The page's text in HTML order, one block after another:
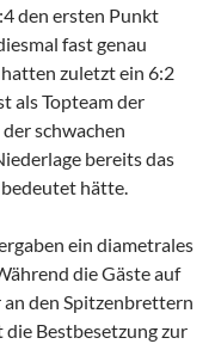
den ersten Punkt
fast genau
zuletzt ein 6:2
als Topteam der
schwachen
bereits das
hätte.
ein diametrales
die Gäste auf
den Spitzenbrettern
Bestbesetzung zur